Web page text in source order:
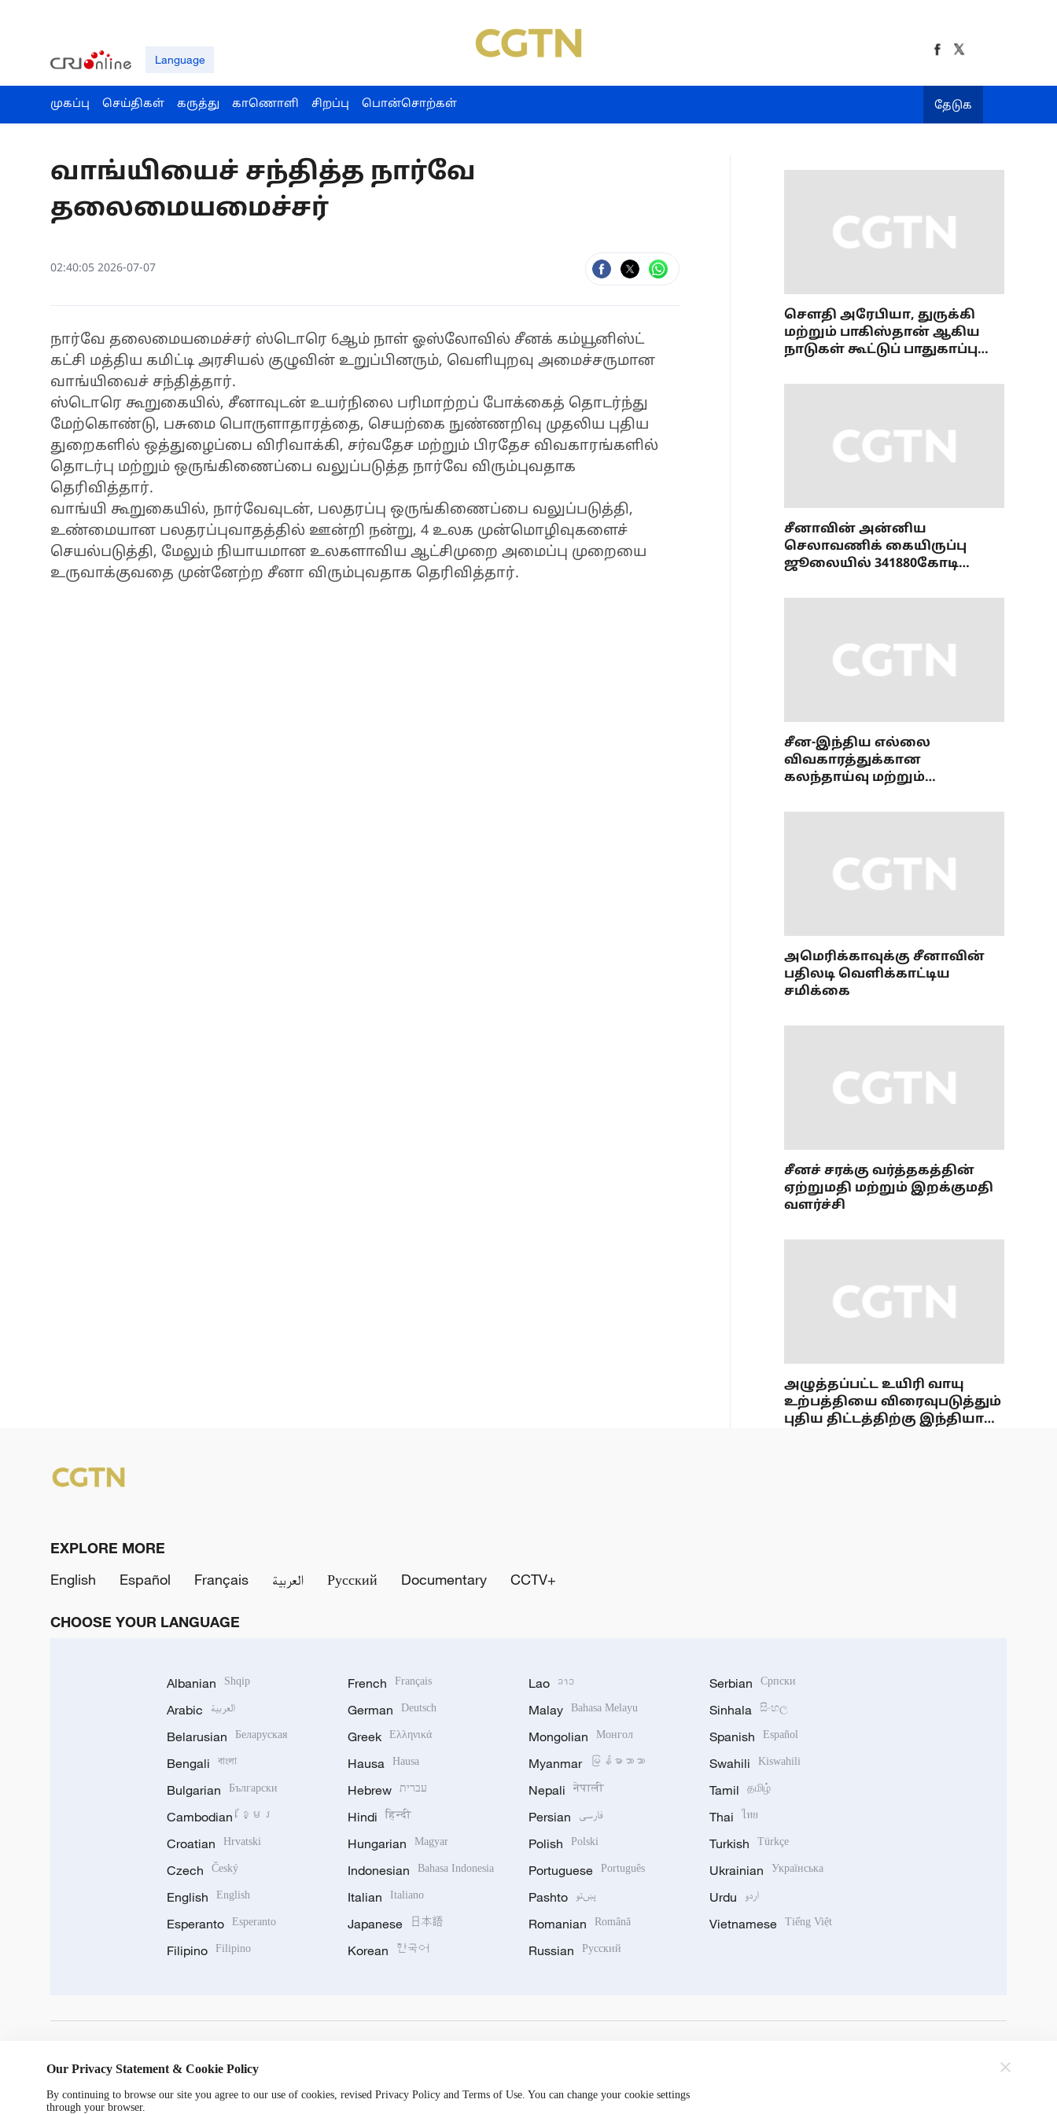
Language
முகப்பு செய்திகள் கருத்து காணொளி சிறப்பு பொன்சொற்கள் தேடுக
வாங்யியைச் சந்தித்த நார்வே
தலைமையமைச்சர்
02:40:05 2026-07-07
நார்வே தலைமையமைச்சர் ஸ்டொரெ 6ஆம் நாள் ஓஸ்லோவில் சீனக் கம்யூனிஸ்ட்
கட்சி மத்திய கமிட்டி அரசியல் குழுவின் உறுப்பினரும், வெளியுறவு அமைச்சருமான
வாங்யிவைச் சந்தித்தார்.
ஸ்டொரெ கூறுகையில், சீனாவுடன் உயர்நிலை பரிமாற்றப் போக்கைத் தொடர்ந்து
மேற்கொண்டு, பசுமை பொருளாதாரத்தை, செயற்கை நுண்ணறிவு முதலிய புதிய
துறைகளில் ஒத்துழைப்பை விரிவாக்கி, சர்வதேச மற்றும் பிரதேச விவகாரங்களில்
தொடர்பு மற்றும் ஒருங்கிணைப்பை வலுப்படுத்த நார்வே விரும்புவதாக
தெரிவித்தார்.
வாங்யி கூறுகையில், நார்வேவுடன், பலதரப்பு ஒருங்கிணைப்பை வலுப்படுத்தி,
உண்மையான பலதரப்புவாதத்தில் ஊன்றி நன்று, 4 உலக முன்மொழிவுகளைச்
செயல்படுத்தி, மேலும் நியாயமான உலகளாவிய ஆட்சிமுறை அமைப்பு முறையை
உருவாக்குவதை முன்னேற்ற சீனா விரும்புவதாக தெரிவித்தார்.
செளதி அரேபியா, துருக்கி
மற்றும் பாகிஸ்தான் ஆகிய
நாடுகள் கூட்டுப் பாதுகாப்பு
சீனாவின் அன்னிய
செலாவணிக் கையிருப்பு
ஜூலையில் 341880கோடி
சீன-இந்திய எல்லை
விவகாரத்துக்கான
கலந்தாய்வு மற்றும்
அமைப்புமுறை பற்றிய 36வது
அமெரிக்காவுக்கு சீனாவின்
பதிலடி வெளிக்காட்டிய
சமிக்கை
சீனச் சரக்கு வர்த்தகத்தின்
ஏற்றுமதி மற்றும் இறக்குமதி
வளர்ச்சி
அழுத்தப்பட்ட உயிரி வாயு
உற்பத்தியை விரைவுபடுத்தும்
புதிய திட்டத்திற்கு இந்தியா
EXPLORE MORE
English
Español Français العربية Русский Documentary CCTV+
CHOOSE YOUR LANGUAGE
Albanian Shqip
Arabic العربية
Belarusian Беларуская
Bengali বাংলা
Bulgarian Български
Cambodian ខ្មែរ
Croatian Hrvatski
Czech Český
English English
Esperanto Esperanto
Filipino Filipino
French Français
German Deutsch
Greek Ελληνικά
Hausa Hausa
Hebrew עברית
Hindi हिन्दी
Hungarian Magyar
Indonesian Bahasa Indonesia
Italian Italiano
Japanese 日本語
Korean 한국어
Lao ລາວ
Malay Bahasa Melayu
Mongolian Монгол
Myanmar မြန်မာဘာသာ
Nepali नेपाली
Persian فارسی
Polish Polski
Portuguese Português
Pashto پښتو
Romanian Română
Russian Русский
Serbian Српски
Sinhala සිංහල
Spanish Español
Swahili Kiswahili
Tamil தமிழ்
Thai ไทย
Turkish Türkçe
Ukrainian Українська
Urdu اردو
Vietnamese Tiếng Việt
Our Privacy Statement & Cookie Policy
By continuing to browse our site you agree to our use of cookies, revised Privacy Policy and Terms of Use. You can change your cookie settings
through your browser.